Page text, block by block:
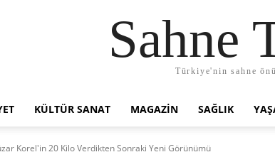
Sahne
Türkiye'nin sahne
KÜLTÜR SANAT MAGAZIN SAĞLIK
Korel'in 20 Kilo Verdikten Sonraki Yeni Görünümü